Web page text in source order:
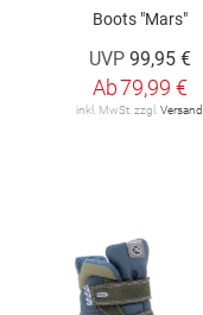
Boots "Mars"
UVP 99,95 €
Ab79,99 €
inkl. MwSt. zzgl. Versand